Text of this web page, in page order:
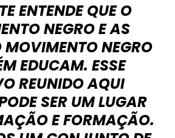
ENTENDE QUE O
NEGRO E AS
MOVIMENTO NEGRO
EDUCAM. ESSE
REUNIDO AQUI
SER UM LUGAR
E FORMAÇÃO.